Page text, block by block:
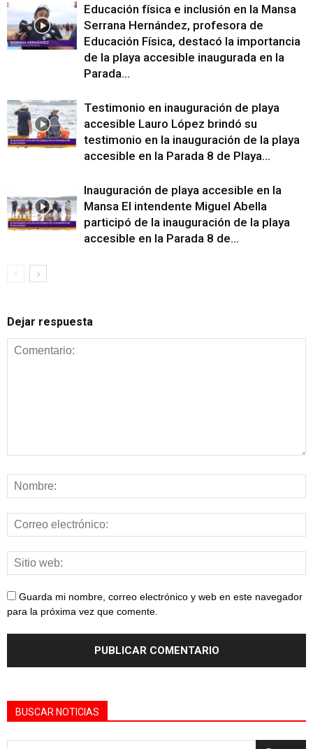
Educación física e inclusión en la Mansa
Serrana Hernández, profesora de
Educación Física, destacó la importancia
de la playa accesible inaugurada en la
Parada...
Testimonio en inauguración de playa
accesible Lauro López brindó su
testimonio en la inauguración de la playa
accesible en la Parada 8 de Playa...
Inauguración de playa accesible en la
Mansa El intendente Miguel Abella
participó de la inauguración de la playa
accesible en la Parada 8 de...
Dejar respuesta
Guarda mi nombre, correo electrónico y web en este navegador
para la próxima vez que comente.
BUSCAR NOTICIAS